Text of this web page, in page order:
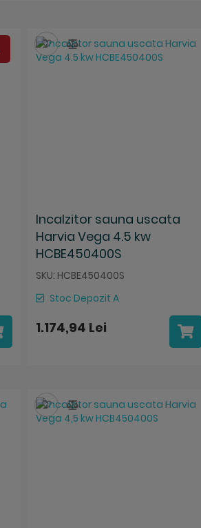
Incalzitor sauna uscata
Harvia Vega 4.5 kw
HCBE450400S
SKU: HCBE450400S
Stoc Depozit A
1.174,94 Lei
SalveazaCompara
SalveazaCompara